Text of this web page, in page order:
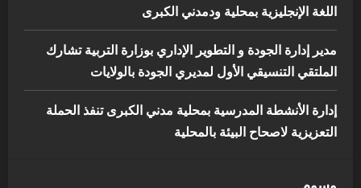
اللغة الإنجليزية بمحلية ودمدني الكبرى
مدير إدارة الجودة و التطوير الإداري بوزارة التربية تشارك
الملتقي التنسيقي الأول لمديري الجودة بالولايات
إدارة الأنشطة المدرسية بمحلية مدني الكبرى تنفذ الحملة
التعزيزية لاصحاح البيئة بالمحلية